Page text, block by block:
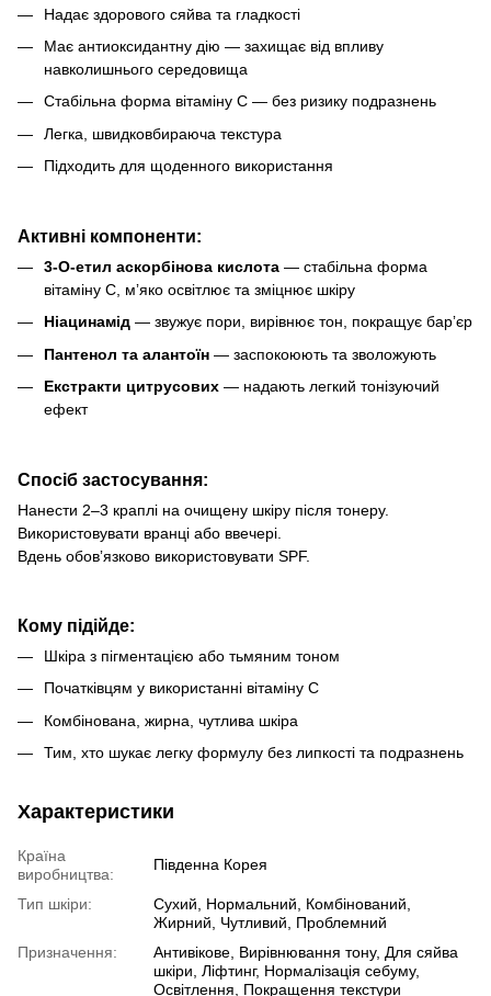
Надає здорового сяйва та гладкості
Має антиоксидантну дію — захищає від впливу
навколишнього середовища
Стабільна форма вітаміну С — без ризику подразнень
Легка, швидковбираюча текстура
Підходить для щоденного використання
Активні компоненти:
3-О-етил аскорбінова кислота — стабільна форма
вітаміну С, мʼяко освітлює та зміцнює шкіру
Ніацинамід — звужує пори, вирівнює тон, покращує барʼєр
Пантенол та алантоїн — заспокоюють та зволожують
Екстракти цитрусових — надають легкий тонізуючий
ефект
Спосіб застосування:
Нанести 2–3 краплі на очищену шкіру після тонеру.
Використовувати вранці або ввечері.
Вдень обовʼязково використовувати SPF.
Кому підійде:
Шкіра з пігментацією або тьмяним тоном
Початківцям у використанні вітаміну С
Комбінована, жирна, чутлива шкіра
Тим, хто шукає легку формулу без липкості та подразнень
Характеристики
Країна
виробництва:
Південна Корея
Тип шкіри:
Сухий, Нормальний, Комбінований,
Жирний, Чутливий, Проблемний
Призначення:
Антивікове, Вирівнювання тону, Для сяйва
шкіри, Ліфтинг, Нормалізація себуму,
Освітлення, Покращення текстури